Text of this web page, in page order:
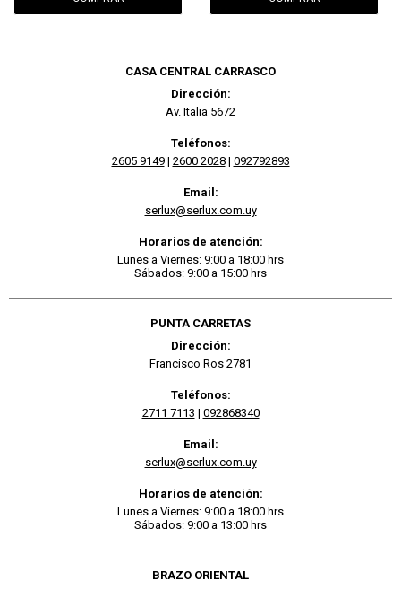
CASA CENTRAL CARRASCO
Dirección:
Av. Italia 5672
Teléfonos:
2605 9149| 2600 2028| 092792893
Email:
serlux@serlux.com.uy
Horarios de atención:
Lunes a Viernes: 9:00 a 18:00 hrs
Sábados: 9:00 a 15:00 hrs
PUNTA CARRETAS
Dirección:
Francisco Ros 2781
Teléfonos:
2711 7113 | 092868340
Email:
serlux@serlux.com.uy
Horarios de atención:
Lunes a Viernes: 9:00 a 18:00 hrs
Sábados: 9:00 a 13:00 hrs
BRAZO ORIENTAL